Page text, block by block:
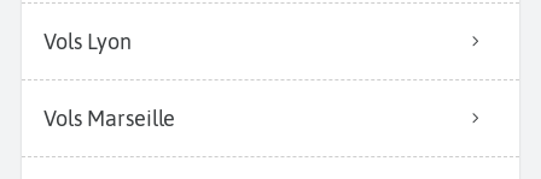
Vols Lyon
Vols Marseille